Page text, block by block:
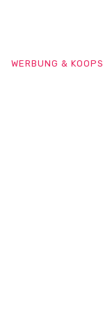
WERBUNG & KOOPS